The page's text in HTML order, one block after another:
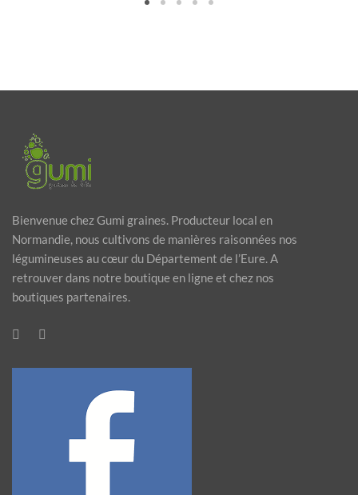
Bienvenue chez Gumi graines. Producteur local en
Normandie, nous cultivons de manières raisonnées nos
légumineuses au cœur du Département de l’Eure. A
retrouver dans notre boutique en ligne et chez nos
boutiques partenaires.